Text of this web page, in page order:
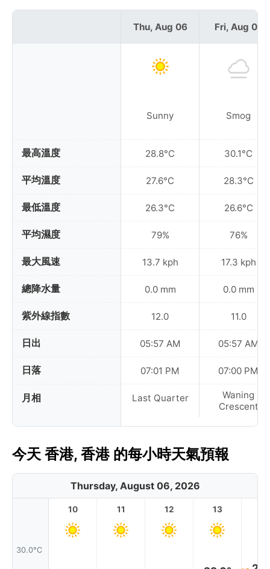
最高溫度
平均溫度
最低溫度
平均濕度
最大風速
總降水量
紫外線指數
日出
日落
月相
Thu, Aug 06
Sunny
28.8°C
27.6°C
26.3°C
79%
13.7 kph
0.0 mm
12.0
05:57 AM
07:01 PM
Last Quarter
Fri, Aug 07
Smog
30.1°C
28.3°C
26.6°C
76%
17.3 kph
0.0 mm
11.0
05:57 AM
07:00 PM
Waning
Crescent
今天 香港, 香港 的每小時天氣預報
Thursday, August 06, 2026
30.0°C
10 11 12 13